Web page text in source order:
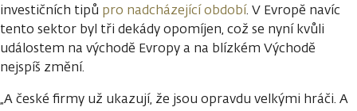
investičních tipů pro nadcházející období. V Evropě navíc
tento sektor byl tři dekády opomíjen, což se nyní kvůli
událostem na východě Evropy a na blízkém Východě
nejspíš změní.
„A české firmy už ukazují, že jsou opravdu velkými hráči. A